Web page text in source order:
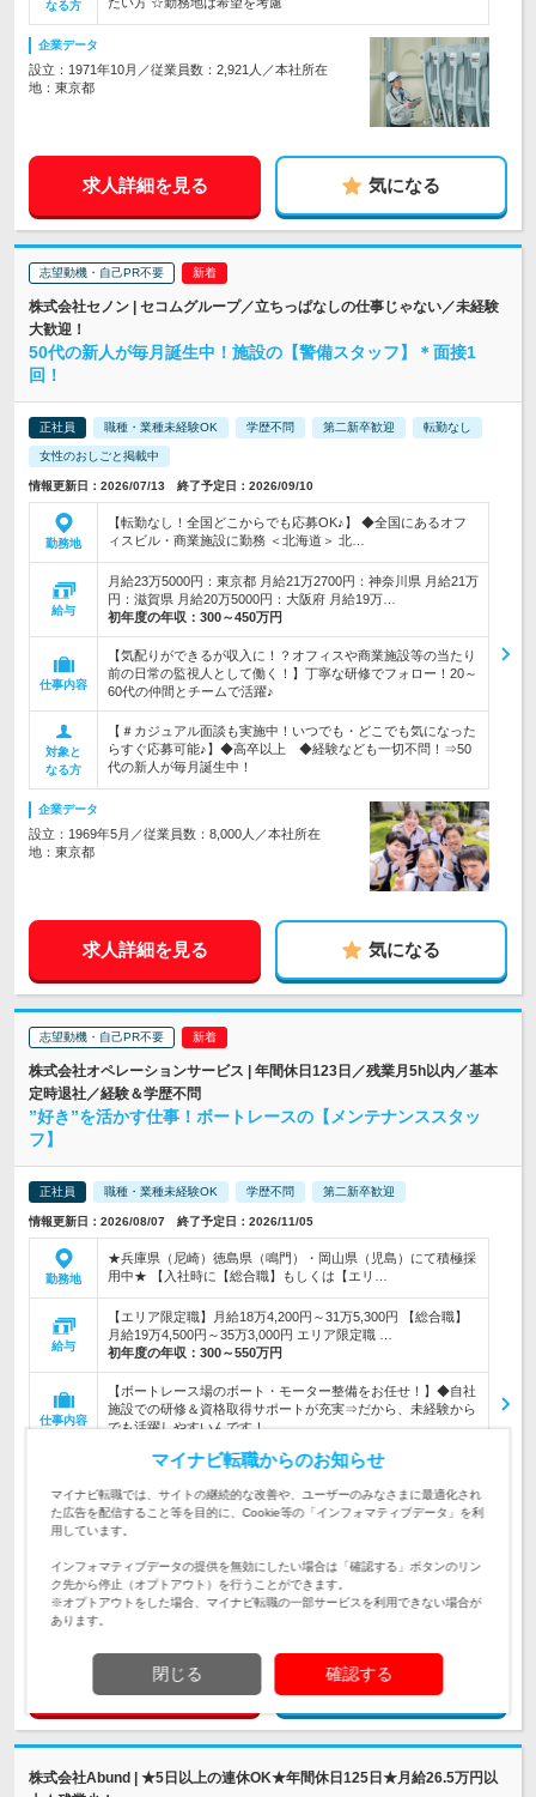
なる方
企業データ
設立：1971年10月／従業員数：2,921人／本社所在
地：東京都
求人詳細を見る 気になる
志望動機・自己PR不要
株式会社セノン | セコムグループ／立ちっぱなしの仕事じゃない／未経験
大歓迎！
50代の新人が毎月誕生中！施設の【警備スタッフ】＊面接1
回！
正社員 職種・業種未経験OK 学歴不問 第二新卒歓迎 転勤なし
女性のおしごと掲載中
情報更新日：2026/07/13 終了予定日：2026/09/10
勤務地
【転勤なし！全国どこからでも応募OK♪】 ◆全国にあるオフ
ィスビル・商業施設に勤務 ＜北海道＞ 北…
給与
月給23万5000円：東京都 月給21万2700円：神奈川県 月給21万
円：滋賀県 月給20万5000円：大阪府 月給19万…
初年度の年収： 300～450万円
仕事内容
【気配りができるが収入に！？オフィスや商業施設等の当たり
前の日常の監視人として働く！】丁寧な研修でフォロー！20～
60代の仲間とチームで活躍♪
対象と
なる方
【＃カジュアル面談も実施中！いつでも・どこでも気になった
らすぐ応募可能♪】◆高卒以上 ◆経験なども一切不問！⇒50
代の新人が毎月誕生中！
企業データ
設立：1969年5月／従業員数：8,000人／本社所在
地：東京都
求人詳細を見る 気になる
志望動機・自己PR不要
株式会社オペレーションサービス | 年間休日123日／残業月5h以内／基本
定時退社／経験＆学歴不問
”好き”を活かす仕事！ボートレースの【メンテナンススタッ
フ】
正社員 職種・業種未経験OK 学歴不問 第二新卒歓迎
情報更新日：2026/08/07 終了予定日：2026/11/05
勤務地
★兵庫県（尼崎）徳島県（鳴門）・岡山県（児島）にて積極採
用中★ 【入社時に【総合職】もしくは【エリ…
給与
【エリア限定職】月給18万4,200円～31万5,300円 【総合職】
月給19万4,500円～35万3,000円 エリア限定職 …
初年度の年収： 300～550万円
仕事内容
【ボートレース場のボート・モーター整備をお任せ！】◆自社
施設での研修＆資格取得サポートが充実⇒だから、未経験から
でも活躍しやすいんです！
なる方
＼35歳以下の限定求人！／… 経験よりも、意欲を重視しま
職した先輩も活躍しています♪
設立：1980年11月／従業員数：180人／本社所在地：
大阪府
求人詳細を見る 気になる
株式会社Abund | ★5日以上の連休OK★年間休日125日★月給26.5万円以
マイナビ転職からのお知らせ
マイナビ転職では、サイトの継続的な改善や、ユーザーのみなさまに最適化され
た広告を配信すること等を目的に、Cookie等の「インフォマティブデータ」を利
用しています。
インフォマティブデータの提供を無効にしたい場合は「確認する」ボタンのリン
ク先から停止（オプトアウト）を行うことができます。
※オプトアウトをした場合、マイナビ転職の一部サービスを利用できない場合が
あります。
閉じる 確認する